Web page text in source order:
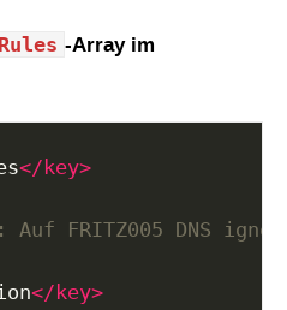
-Array im
</key>
FRITZ005 DNS
</key>